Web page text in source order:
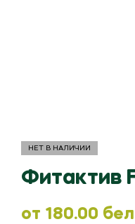
НЕТ В НАЛИЧИИ
Фитактив
oт 180.00